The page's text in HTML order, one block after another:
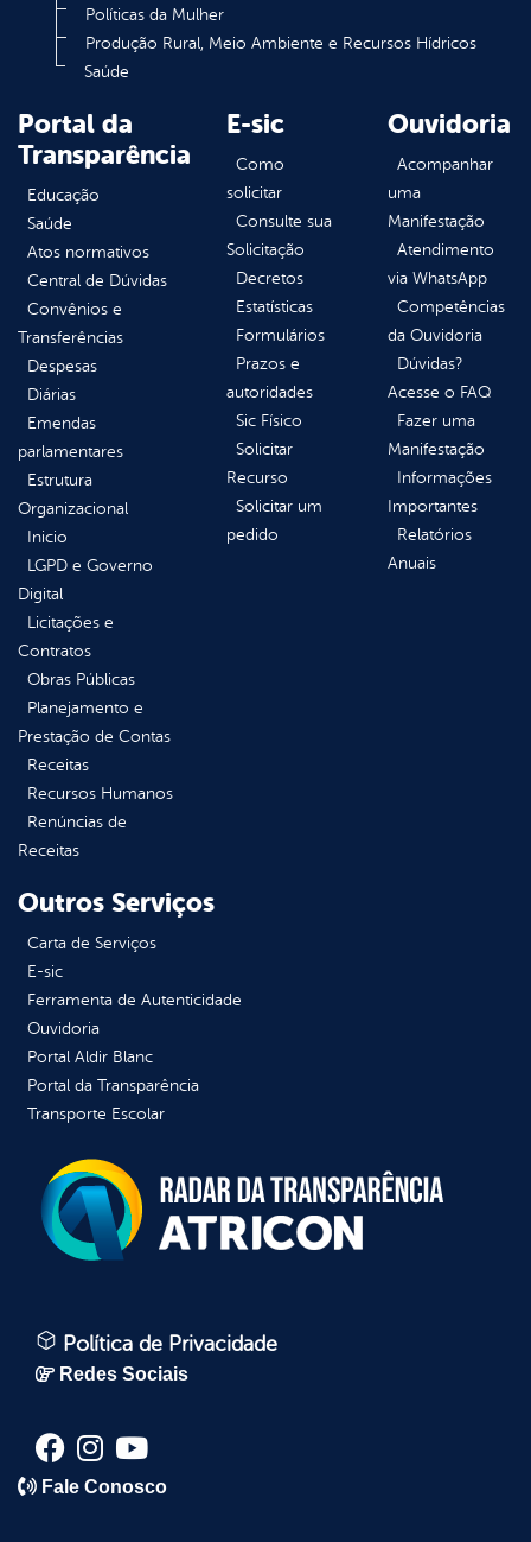
Políticas da Mulher
Produção Rural, Meio Ambiente e Recursos Hídricos
Saúde
Portal da
Transparência
Educação
Saúde
Atos normativos
Central de Dúvidas
Convênios e
Transferências
Despesas
Diárias
Emendas
parlamentares
Estrutura
Organizacional
Inicio
LGPD e Governo
Digital
Licitações e
Contratos
Obras Públicas
Planejamento e
Prestação de Contas
Receitas
Recursos Humanos
Renúncias de
Receitas
E-sic
Como
solicitar
Consulte sua
Solicitação
Decretos
Estatísticas
Formulários
Prazos e
autoridades
Sic Físico
Solicitar
Recurso
Solicitar um
pedido
Ouvidoria
Acompanhar
uma
Manifestação
Atendimento
via WhatsApp
Competências
da Ouvidoria
Dúvidas?
Acesse o FAQ
Fazer uma
Manifestação
Informações
Importantes
Relatórios
Anuais
Outros Serviços
Carta de Serviços
E-sic
Ferramenta de Autenticidade
Ouvidoria
Portal Aldir Blanc
Portal da Transparência
Transporte Escolar
Política de Privacidade
Redes Sociais
Fale Conosco